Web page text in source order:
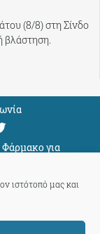
ιστότοπό μας και
(8/8) στη Σίνδο
βλάστηση.
Φάρμακο για